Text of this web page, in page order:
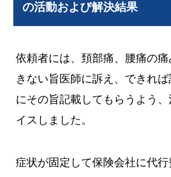
の活動および解決結果
依頼者には、頚部痛、腰痛の
きない旨医師に訴え、できれ
にその旨記載してもらうよう
イスしました。
症状が固定して保険会社に代